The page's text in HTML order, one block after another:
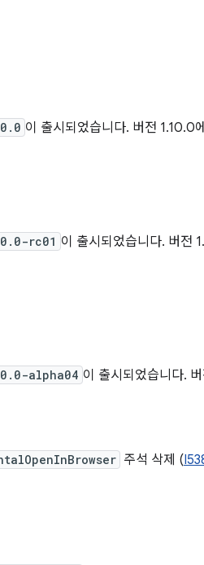
이 출시되었습니다. 버전 1.10.0
rc01 이 출시되었습니다. 버전
alpha04 이 출시되었습니다.
주석 삭제 (